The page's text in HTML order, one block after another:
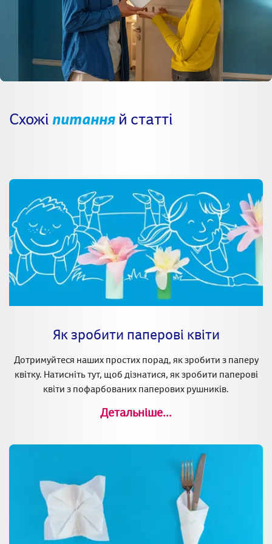
Схожі питання й статті
Як зробити паперові квіти
Дотримуйтеся наших простих порад, як зробити з паперу
квітку. Натисніть тут, щоб дізнатися, як зробити паперові
квіти з пофарбованих паперових рушників.
Детальніше...